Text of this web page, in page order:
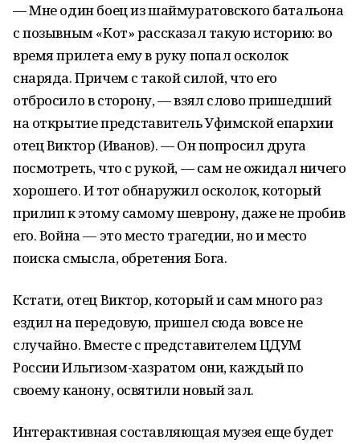
— Мне один боец из шаймуратовского батальона
с позывным «Кот» рассказал такую историю: во
время прилета ему в руку попал осколок
снаряда. Причем с такой силой, что его
отбросило в сторону, — взял слово пришедший
на открытие представитель Уфимской епархии
отец Виктор (Иванов). — Он попросил друга
посмотреть, что с рукой, — сам не ожидал ничего
хорошего. И тот обнаружил осколок, который
прилип к этому самому шеврону, даже не пробив
его. Война — это место трагедии, но и место
поиска смысла, обретения Бога.
Кстати, отец Виктор, который и сам много раз
ездил на передовую, пришел сюда вовсе не
случайно. Вместе с представителем ЦДУМ
России Ильгизом-хазратом они, каждый по
своему канону, освятили новый зал.
Интерактивная составляющая музея еще будет